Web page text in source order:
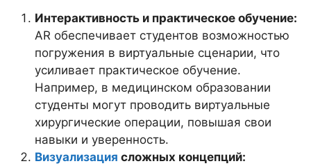
Интерактивность и практическое обучение:
AR обеспечивает студентов возможностью
погружения в виртуальные сценарии, что
усиливает практическое обучение.
Например, в медицинском образовании
студенты могут проводить виртуальные
хирургические операции, повышая свои
навыки и уверенность.
Визуализация сложных концепций: